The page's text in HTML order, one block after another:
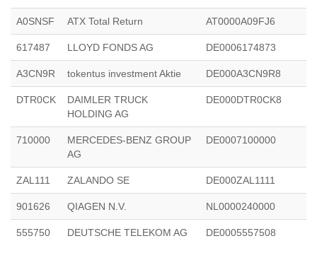
A0SNSF ATX Total Return AT0000A09FJ6
617487 LLOYD FONDS AG DE0006174873
A3CN9R tokentus investment Aktie DE000A3CN9R8
DTR0CK
DAIMLER TRUCK
HOLDING AG
DE000DTR0CK8
710000
MERCEDES-BENZ GROUP
AG
DE0007100000
ZAL111 ZALANDO SE DE000ZAL1111
901626 QIAGEN N.V. NL0000240000
555750 DEUTSCHE TELEKOM AG DE0005557508